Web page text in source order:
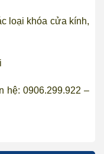
loại khóa cửa kính,
hệ: 0906.299.922 –